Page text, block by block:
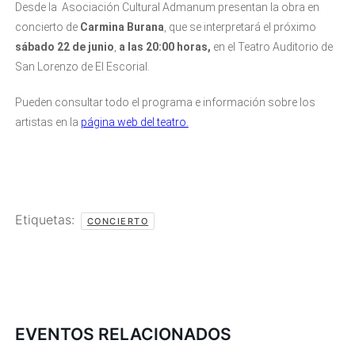
Desde la Asociación Cultural Admanum presentan la obra en
concierto de Carmina Burana , que se interpretará el próximo
sábado 22 de junio a las 20:00 horas, en el Teatro Auditorio de
San Lorenzo de El Escorial.
Pueden consultar todo el programa e información sobre los
artistas en la página web del teatro.
Etiquetas: CONCIERTO
EVENTOS RELACIONADOS